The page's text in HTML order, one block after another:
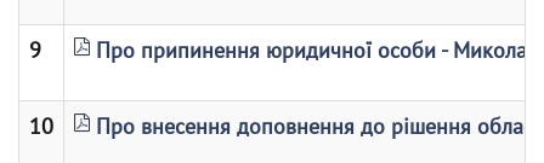
9 Про припинення юридичної особи -
10 Про внесення доповнення до рішення